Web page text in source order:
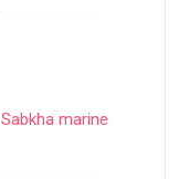
marine